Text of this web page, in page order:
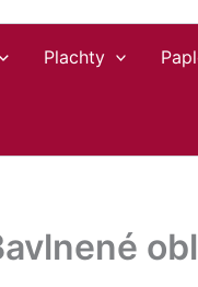
Plachty